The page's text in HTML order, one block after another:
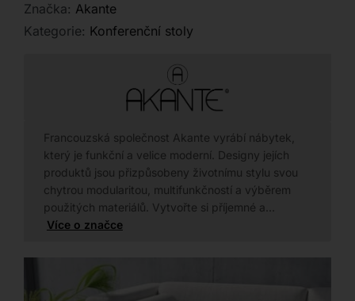
Značka: Akante
Kategorie: Konferenční stoly
Francouzská společnost Akante vyrábí nábytek,
který je funkční a velice moderní. Designy jejích
produktů jsou přizpůsobeny životnímu stylu svou
chytrou modularitou, multifunkčností a výběrem
použitých materiálů. Vytvořte si příjemné a…
Více o značce